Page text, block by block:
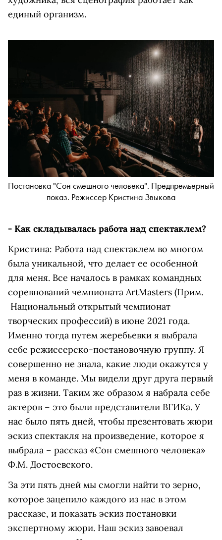
единый организм.
Постановка "Сон смешного человека". Предпремьерный
показ. Режиссер Кристина Звыкова
- Как складывалась работа над спектаклем?
Кристина: Работа над спектаклем во многом
была уникальной, что делает ее особенной
для меня. Все началось в рамках командных
соревнований чемпионата ArtMasters (Прим.
Национальный открытый чемпионат
творческих профессий) в июне 2021 года.
Именно тогда путем жеребьевки я выбрала
себе режиссерско-постановочную группу. Я
совершенно не знала, какие люди окажутся у
меня в команде. Мы видели друг друга первый
раз в жизни. Таким же образом я набрала себе
актеров – это были представители ВГИКа. У
нас было пять дней, чтобы презентовать жюри
эскиз спектакля на произведение, которое я
выбрала – рассказ «Сон смешного человека»
Ф.М. Достоевского.
За эти пять дней мы смогли найти то зерно,
которое зацепило каждого из нас в этом
рассказе, и показать эскиз постановки
экспертному жюри. Наш эскиз завоевал